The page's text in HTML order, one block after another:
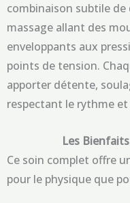
combinaison subtile
massage allant des
enveloppants aux
points de tension.
apporter détente,
respectant le rythme
Les
Ce soin complet offre
pour le physique que